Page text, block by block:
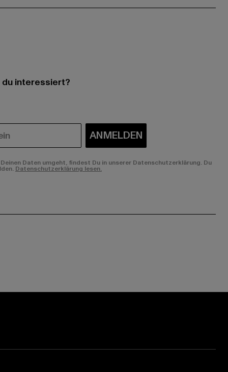
interessiert?
ANMELDEN
Daten umgeht, findest Du in unserer Datenschutzerklärung. Du
Datenschutzerklärung lesen.